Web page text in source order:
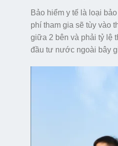
Bảo hiểm y tế là loại
phí tham gia sẽ tùy vào
giữa 2 bên và phải tỷ lệ
đầu tư nước ngoài bây